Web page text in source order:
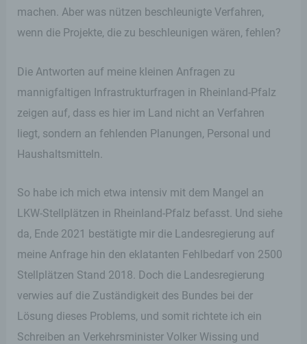
machen. Aber was nützen beschleunigte Verfahren,
wenn die Projekte, die zu beschleunigen wären, fehlen?
Die Antworten auf meine kleinen Anfragen zu
mannigfaltigen Infrastrukturfragen in Rheinland-Pfalz
zeigen auf, dass es hier im Land nicht an Verfahren
liegt, sondern an fehlenden Planungen, Personal und
Haushaltsmitteln.
So habe ich mich etwa intensiv mit dem Mangel an
LKW-Stellplätzen in Rheinland-Pfalz befasst. Und siehe
da, Ende 2021 bestätigte mir die Landesregierung auf
meine Anfrage hin den eklatanten Fehlbedarf von 2500
Stellplätzen Stand 2018. Doch die Landesregierung
verwies auf die Zuständigkeit des Bundes bei der
Lösung dieses Problems, und somit richtete ich ein
Schreiben an Verkehrsminister Volker Wissing und